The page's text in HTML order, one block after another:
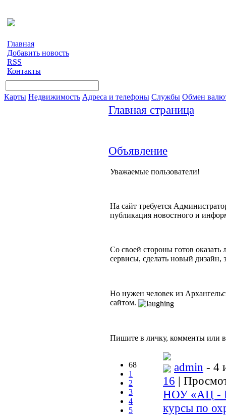
Главная
Добавить новость
RSS
Контакты
Карты Недвижимость Адреса и телефоны Службы Обмен
Главная страница
Объявление
Уважаемые пользователи!
На сайт требуется
публикация новостного и
Со своей стороны готов
сервисы, сделать новый дизайн,
Но нужен человек из
сайтом.
Пишите в личку, комменты или в
68
1
2
3
4
5
admin - 4
16 |
НОУ «АЦ -
курсы по